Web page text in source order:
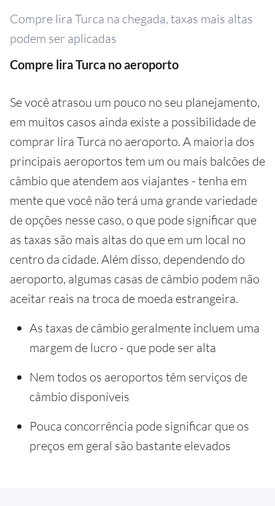
Compre lira Turca na chegada, taxas mais altas
podem ser aplicadas
Compre lira Turca no aeroporto
Se você atrasou um pouco no seu planejamento,
em muitos casos ainda existe a possibilidade de
comprar lira Turca no aeroporto. A maioria dos
principais aeroportos tem um ou mais balcões de
câmbio que atendem aos viajantes - tenha em
mente que você não terá uma grande variedade
de opções nesse caso, o que pode significar que
as taxas são mais altas do que em um local no
centro da cidade. Além disso, dependendo do
aeroporto, algumas casas de câmbio podem não
aceitar reais na troca de moeda estrangeira.
As taxas de câmbio geralmente incluem uma
margem de lucro - que pode ser alta
Nem todos os aeroportos têm serviços de
câmbio disponíveis
Pouca concorrência pode significar que os
preços em geral são bastante elevados